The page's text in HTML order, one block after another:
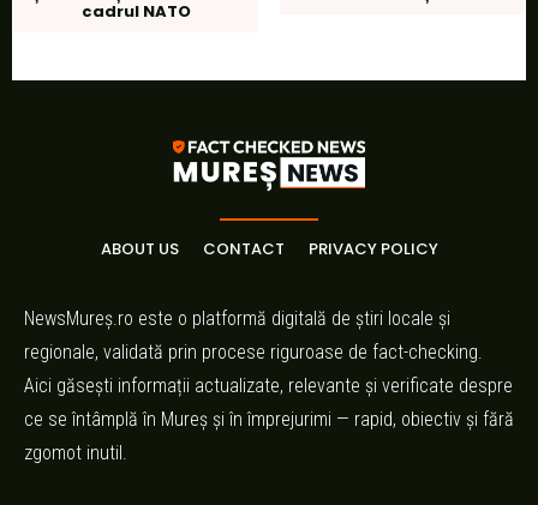
cadrul NATO
ABOUT US CONTACT PRIVACY POLICY
NewsMureș.ro este o platformă digitală de știri locale și
regionale, validată prin procese riguroase de fact-checking.
Aici găsești informații actualizate, relevante și verificate despre
ce se întâmplă în Mureș și în împrejurimi — rapid, obiectiv și fără
zgomot inutil.